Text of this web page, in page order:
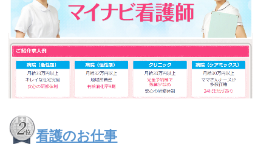
看護のお仕事